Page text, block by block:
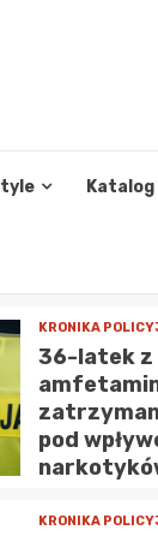
KRONIKA
36-latek z
pod
KRONIKA